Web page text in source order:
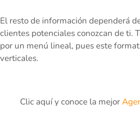
El resto de información dependerá
clientes potenciales conozcan de ti.
por un menú lineal, pues este
verticales.
Clic aquí y conoce la mejor